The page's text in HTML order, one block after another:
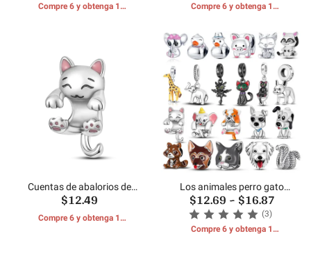
Compre 6 y obtenga 1
Compre 6 y obtenga 1
Cuentas de abalorios de
gato lindo MULA
$12.49
Compre 6 y obtenga 1
Los animales perro gato
encantos perlas
$12.69~$16.87
(3)
Compre 6 y obtenga 1